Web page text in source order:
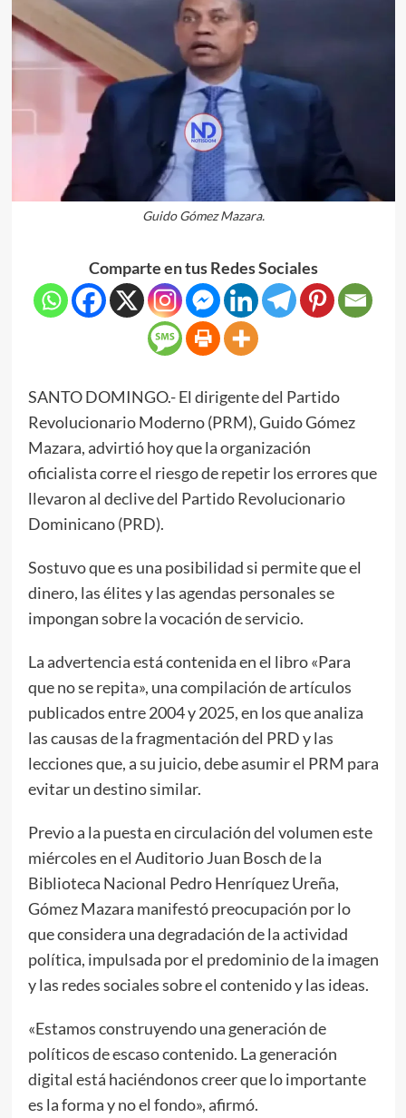
Guido Gómez Mazara.
Comparte en tus Redes Sociales
SANTO DOMINGO.- El dirigente del Partido
Revolucionario Moderno (PRM), Guido Gómez
Mazara, advirtió hoy que la organización
oficialista corre el riesgo de repetir los errores que
llevaron al declive del Partido Revolucionario
Dominicano (PRD).
Sostuvo que es una posibilidad si permite que el
dinero, las élites y las agendas personales se
impongan sobre la vocación de servicio.
La advertencia está contenida en el libro «Para
que no se repita», una compilación de artículos
publicados entre 2004 y 2025, en los que analiza
las causas de la fragmentación del PRD y las
lecciones que, a su juicio, debe asumir el PRM para
evitar un destino similar.
Previo a la puesta en circulación del volumen este
miércoles en el Auditorio Juan Bosch de la
Biblioteca Nacional Pedro Henríquez Ureña,
Gómez Mazara manifestó preocupación por lo
que considera una degradación de la actividad
política, impulsada por el predominio de la imagen
y las redes sociales sobre el contenido y las ideas.
«Estamos construyendo una generación de
políticos de escaso contenido. La generación
digital está haciéndonos creer que lo importante
es la forma y no el fondo», afirmó.